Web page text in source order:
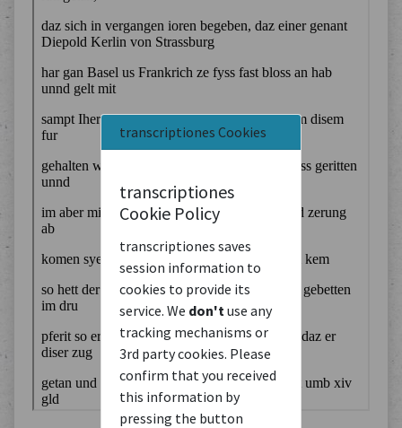
transcriptiones Cookies
transcriptiones
Cookie Policy
transcriptiones saves
session information to
cookies to provide its
service. We don't use any
tracking mechanisms or
3rd party cookies. Please
confirm that you received
this information by
pressing the button